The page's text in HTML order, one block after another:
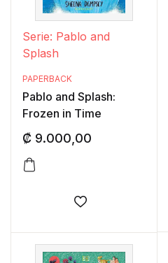
Serie: Pablo and
Splash
PAPERBACK
Pablo and Splash:
Frozen in Time
₡ 9.000,00
Añadir a la